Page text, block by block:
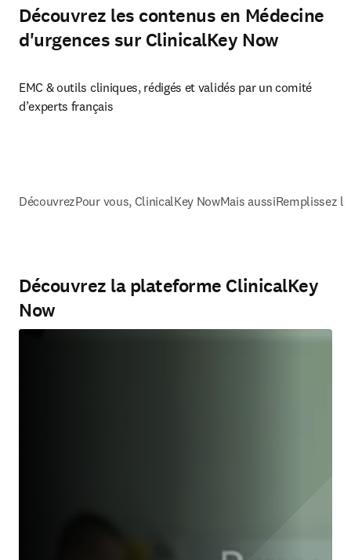
Découvrez les contenus en Médecine
d'urgences sur ClinicalKey Now
EMC & outils cliniques, rédigés et validés par un comité
d’experts français
DécouvrezPour vous, ClinicalKey NowMais aussiRemplissez
Découvrez la plateforme ClinicalKey
Now